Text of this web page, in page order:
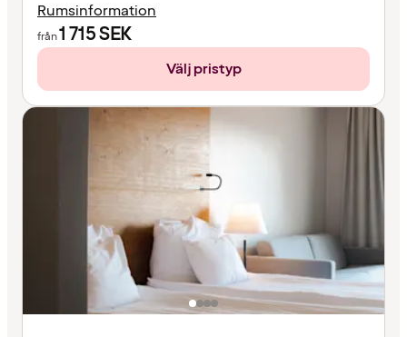
Rumsinformation
från1 715SEK
Välj pristyp